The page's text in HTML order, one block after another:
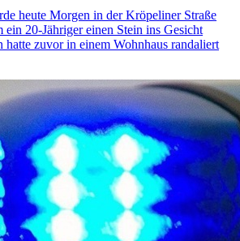
heute Morgen in der Kröpeliner Straße
ein 20-Jähriger einen Stein ins Gesicht
hatte zuvor in einem Wohnhaus randaliert